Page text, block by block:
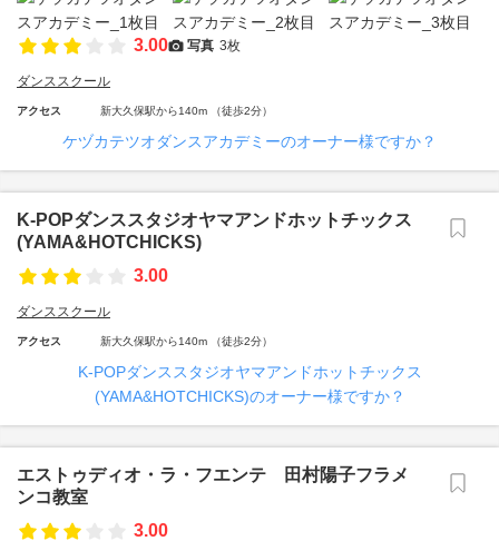
3.00 写真 3枚
ダンススクール
アクセス 新大久保駅から140m （徒歩2分）
ケヅカテツオダンスアカデミーのオーナー様ですか？
K‐POPダンススタジオヤマアンドホットチックス
(YAMA&HOTCHICKS)
3.00
ダンススクール
アクセス 新大久保駅から140m （徒歩2分）
K‐POPダンススタジオヤマアンドホットチックス
(YAMA&HOTCHICKS)のオーナー様ですか？
エストゥディオ・ラ・フエンテ 田村陽子フラメ
ンコ教室
3.00